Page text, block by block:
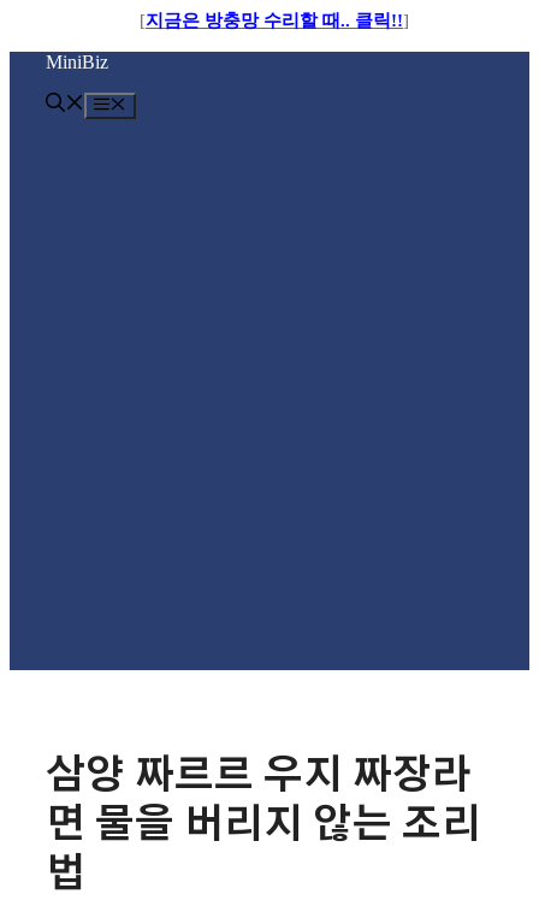
[지금은 방충망 수리할 때.. 클릭!!]
컨
MiniBiz
삼양 짜르르 우지 짜장라
면 물을 버리지 않는 조리
법